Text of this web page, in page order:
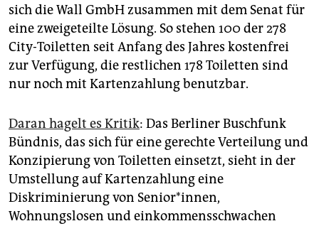
sich die Wall GmbH zusammen mit dem Senat für
eine zweigeteilte Lösung. So stehen 100 der 278
City-Toiletten seit Anfang des Jahres kostenfrei
zur Verfügung, die restlichen 178 Toiletten sind
nur noch mit Kartenzahlung benutzbar.
Daran hagelt es Kritik: Das Berliner Buschfunk
Bündnis, das sich für eine gerechte Verteilung und
Konzipierung von Toiletten einsetzt, sieht in der
Umstellung auf Kartenzahlung eine
Diskriminierung von Senior*innen,
Wohnungslosen und einkommensschwachen